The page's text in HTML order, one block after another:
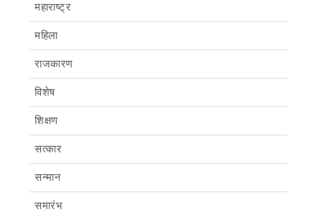
महाराष्ट्र
महिला
राजकारण
विशेष
शिक्षण
सत्कार
सन्मान
समारंभ